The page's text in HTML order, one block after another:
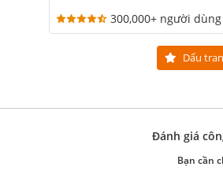
300,000+ người dùng
Dấu
Đánh giá
Bạn cần